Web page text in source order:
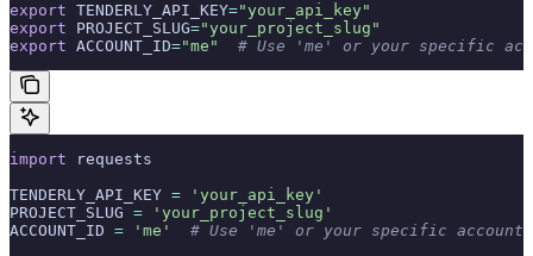
export TENDERLY_API_KEY="your_api_key"
export PROJECT_SLUG="your_project_slug"
export ACCOUNT_ID="me"
# Use 'me' or your specific
import requests
TENDERLY_API_KEY = 'your_api_key'
PROJECT_SLUG = 'your_project_slug'
ACCOUNT_ID = 'me'
# Use 'me' or your specific account